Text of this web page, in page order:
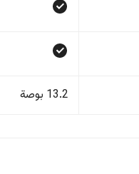
13.2 بوصة